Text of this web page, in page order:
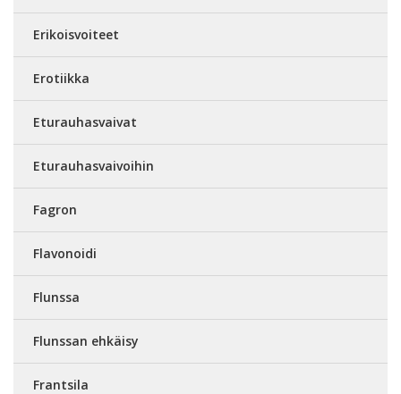
Erikoisvoiteet
Erotiikka
Eturauhasvaivat
Eturauhasvaivoihin
Fagron
Flavonoidi
Flunssa
Flunssan ehkäisy
Frantsila